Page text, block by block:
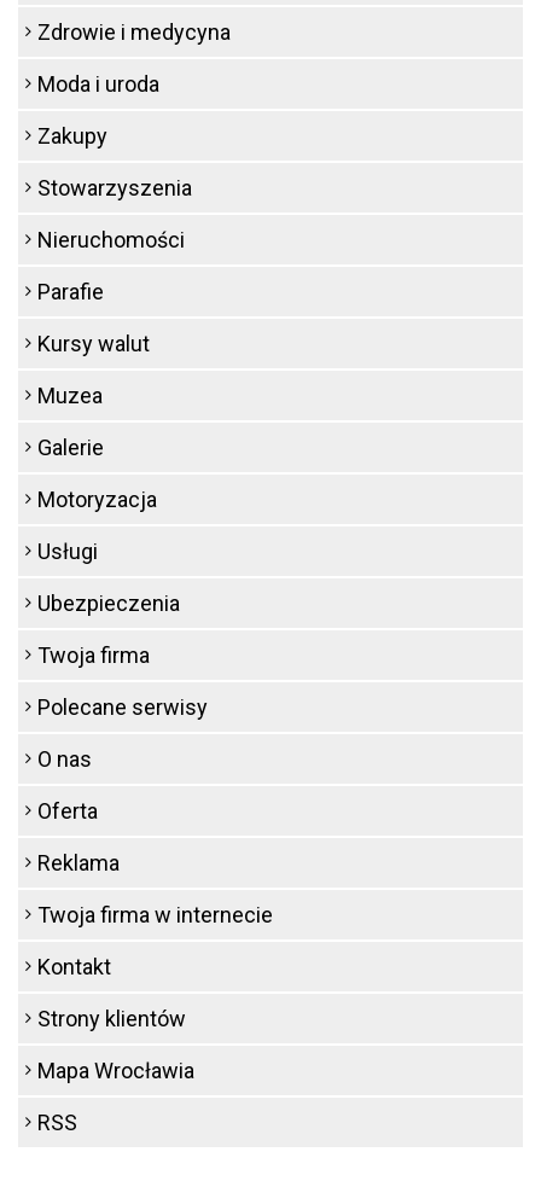
Zdrowie i medycyna
Moda i uroda
Zakupy
Stowarzyszenia
Nieruchomości
Parafie
Kursy walut
Muzea
Galerie
Motoryzacja
Usługi
Ubezpieczenia
Twoja firma
Polecane serwisy
O nas
Oferta
Reklama
Twoja firma w internecie
Kontakt
Strony klientów
Mapa Wrocławia
RSS